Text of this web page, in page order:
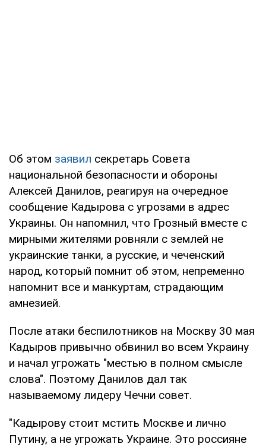
Об этом заявил секретарь Совета
национальной безопасности и обороны
Алексей Данилов, реагируя на очередное
сообщение Кадырова с угрозами в адрес
Украины. Он напомнил, что Грозный вместе с
мирными жителями ровняли с землей не
украинские танки, а русские, и чеченский
народ, который помнит об этом, непременно
напомнит все и манкуртам, страдающим
амнезией.
После атаки беспилотников на Москву 30 мая
Кадыров привычно обвинил во всем Украину
и начал угрожать "местью в полном смысле
слова". Поэтому Данилов дал так
называемому лидеру Чечни совет.
"Кадырову стоит мстить Москве и лично
Путину, а не угрожать Украине. Это россияне